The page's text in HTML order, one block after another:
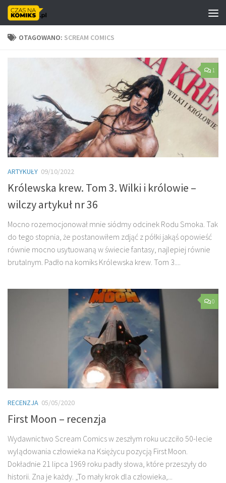
Skip to content
OTAGOWANO: SCREAM COMICS
1
ARTYKUŁY 09/10/2022
Królewska krew. Tom 3. Wilki i królowie –
wilczy artykuł nr 36
Mocno rozemocjonował mnie siódmy odcinek Rodu Smoka. Tak
do tego stopnia, że postanowiłem zdjąć z półki jakąś opowieść
równie mocno usytuowaną w świecie fantasy, najlepiej równie
brutalnym. Padło na komiks Królewska krew. Tom 3....
0
RECENZJA 05/05/2020
First Moon – recenzja
Wydawnictwo Scream Comics w zeszłym roku uczciło 50-lecie
wylądowania człowieka na Księżycu pozycją First Moon.
Dokładnie 21 lipca 1969 roku padły słowa, które przeszyły do
historii. Zna je każdy. „To mały krok dla człowieka,...